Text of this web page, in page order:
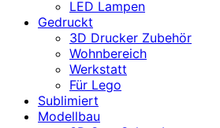
LED Lampen
Gedruckt
3D Drucker Zubehör
Wohnbereich
Werkstatt
Für Lego
Sublimiert
Modellbau